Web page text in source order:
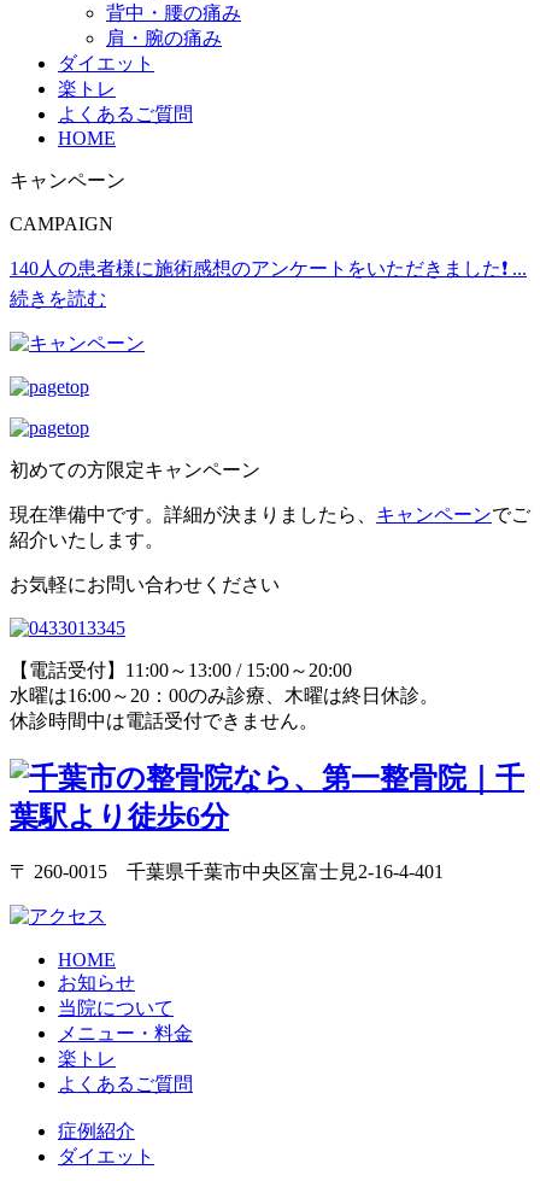
背中・腰の痛み
肩・腕の痛み
ダイエット
楽トレ
よくあるご質問
HOME
キャンペーン
CAMPAIGN
140人の患者様に施術感想のアンケートをいただきました❗ ...
続きを読む
初めての方限定キャンペーン
現在準備中です。詳細が決まりましたら、 キャンペーンでご
紹介いたします。
お気軽にお問い合わせください
【電話受付】11:00～13:00 / 15:00～20:00
水曜は16:00～20：00のみ診療、木曜は終日休診。
休診時間中は電話受付できません。
〒 260-0015 千葉県千葉市中央区富士見2-16-4-401
HOME
お知らせ
当院について
メニュー・料金
楽トレ
よくあるご質問
症例紹介
ダイエット